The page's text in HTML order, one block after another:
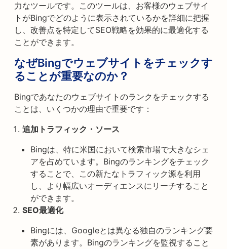
力なツールです。このツールは、お客様のウェブサイ
トがBingでどのように表示されているかを詳細に把握
し、改善点を特定してSEO戦略を効果的に最適化する
ことができます。
なぜBingでウェブサイトをチェックす
ることが重要なのか？
Bingであなたのウェブサイトのランクをチェックする
ことは、いくつかの理由で重要です：
追加トラフィック・ソース
Bingは、特に米国において検索市場で大きなシェ
アを占めています。Bingのランキングをチェック
することで、この新たなトラフィック源を利用
し、より幅広いオーディエンスにリーチすること
ができます。
SEO最適化
Bingには、Googleとは異なる独自のランキング要
素があります。Bingのランキングを監視すること